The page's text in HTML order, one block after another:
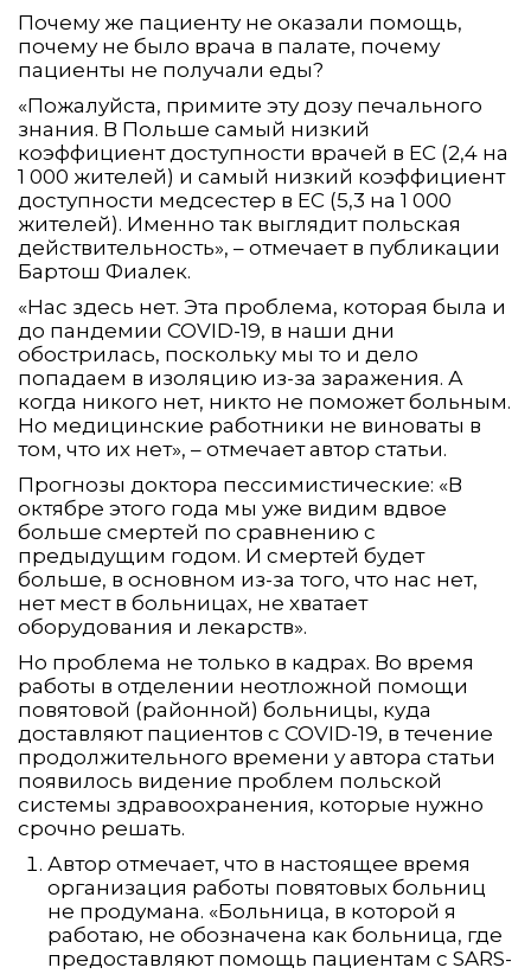
Почему же пациенту не оказали помощь,
почему не было врача в палате, почему
пациенты не получали еды?
«Пожалуйста, примите эту дозу печального
знания. В Польше самый низкий
коэффициент доступности врачей в ЕС (2,4 на
1 000 жителей) и самый низкий коэффициент
доступности медсестер в ЕС (5,3 на 1 000
жителей). Именно так выглядит польская
действительность», – отмечает в публикации
Бартош Фиалек.
«Нас здесь нет. Эта проблема, которая была и
до пандемии COVID-19, в наши дни
обострилась, поскольку мы то и дело
попадаем в изоляцию из-за заражения. А
когда никого нет, никто не поможет больным.
Но медицинские работники не виноваты в
том, что их нет», – отмечает автор статьи.
Прогнозы доктора пессимистические: «В
октябре этого года мы уже видим вдвое
больше смертей по сравнению с
предыдущим годом. И смертей будет
больше, в основном из-за того, что нас нет,
нет мест в больницах, не хватает
оборудования и лекарств».
Но проблема не только в кадрах. Во время
работы в отделении неотложной помощи
повятовой (районной) больницы, куда
доставляют пациентов с COVID-19, в течение
продолжительного времени у автора статьи
появилось видение проблем польской
системы здравоохранения, которые нужно
срочно решать.
Автор отмечает, что в настоящее время
организация работы повятовых больниц
не продумана. «Больница, в которой я
работаю, не обозначена как больница, где
предоставляют помощь пациентам с SARS-